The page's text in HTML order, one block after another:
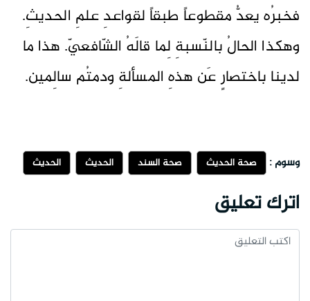
فخبرُه يعدُّ مقطوعاً طبقاً لقواعدِ علمِ الحديثِ.
وهكذا الحالُ بالنّسبةِ لِما قالَهُ الشّافعيّ. هذا ما
لدينا باختصارٍ عَن هذهِ المسألةِ ودمتُم سالِمين.
وسوم : صحة الحديث صحة السند الحديث الحديث
اترك تعليق